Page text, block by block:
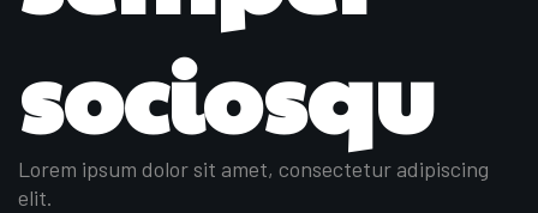
sociosqu
Lorem ipsum dolor sit amet, consectetur adipiscing
elit.